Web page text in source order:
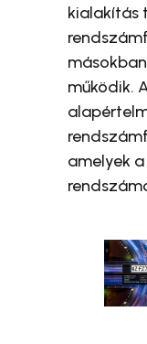
kialakítás
működik.
amelyek